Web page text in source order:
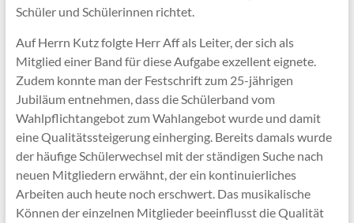
Schüler und Schülerinnen richtet.
Auf Herrn Kutz folgte Herr Aff als Leiter, der sich als
Mitglied einer Band für diese Aufgabe exzellent eignete.
Zudem konnte man der Festschrift zum 25-jährigen
Jubiläum entnehmen, dass die Schülerband vom
Wahlpflichtangebot zum Wahlangebot wurde und damit
eine Qualitätssteigerung einherging. Bereits damals wurde
der häufige Schülerwechsel mit der ständigen Suche nach
neuen Mitgliedern erwähnt, der ein kontinuierliches
Arbeiten auch heute noch erschwert. Das musikalische
Können der einzelnen Mitglieder beeinflusst die Qualität